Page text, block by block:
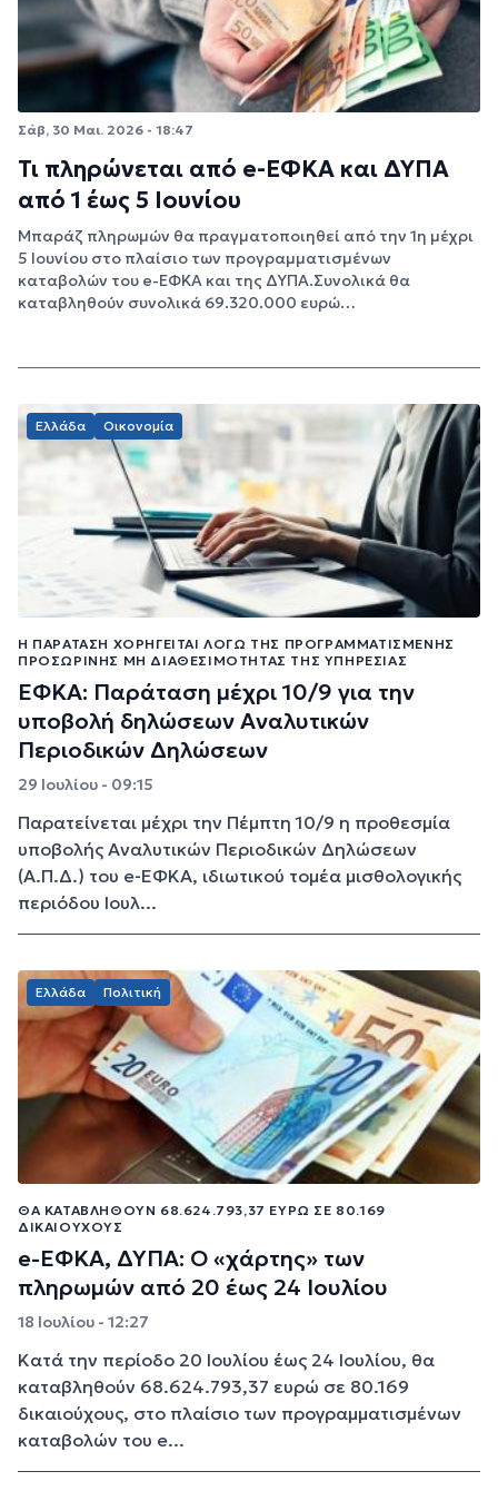
Σάβ, 30 Μαι. 2026 - 18:47
Τι πληρώνεται από e-ΕΦΚΑ και ΔΥΠΑ
από 1 έως 5 Iουνίου
Μπαράζ πληρωμών θα πραγματοποιηθεί από την 1η μέχρι
5 Ιουνίου στο πλαίσιο των προγραμματισμένων
καταβολών του e-ΕΦΚΑ και της ΔΥΠΑ.Συνολικά θα
καταβληθούν συνολικά 69.320.000 ευρώ…
Ελλάδα Οικονομία
Η ΠΑΡΆΤΑΣΗ ΧΟΡΗΓΕΊΤΑΙ ΛΌΓΩ ΤΗΣ ΠΡΟΓΡΑΜΜΑΤΙΣΜΈΝΗΣ
ΠΡΟΣΩΡΙΝΉΣ ΜΗ ΔΙΑΘΕΣΙΜΌΤΗΤΑΣ ΤΗΣ ΥΠΗΡΕΣΊΑΣ
ΕΦΚΑ: Παράταση μέχρι 10/9 για την
υποβολή δηλώσεων Αναλυτικών
Περιοδικών Δηλώσεων
29 Ιουλίου - 09:15
Παρατείνεται μέχρι την Πέμπτη 10/9 η προθεσμία
υποβολής Αναλυτικών Περιοδικών Δηλώσεων
(Α.Π.Δ.) του e-ΕΦΚΑ, ιδιωτικού τομέα μισθολογικής
περιόδου Ιουλ...
Ελλάδα Πολιτική
ΘΑ ΚΑΤΑΒΛΗΘΟΎΝ 68.624.793,37 ΕΥΡΏ ΣΕ 80.169
ΔΙΚΑΙΟΎΧΟΥΣ
e-ΕΦΚΑ, ΔΥΠΑ: Ο «χάρτης» των
πληρωμών από 20 έως 24 Ιουλίου
18 Ιουλίου - 12:27
Κατά την περίοδο 20 Ιουλίου έως 24 Ιουλίου, θα
καταβληθούν 68.624.793,37 ευρώ σε 80.169
δικαιούχους, στο πλαίσιο των προγραμματισμένων
καταβολών του e...